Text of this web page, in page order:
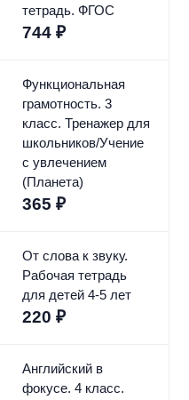
тетрадь. ФГОС
744 ₽
Функциональная
грамотность. 3
класс. Тренажер для
школьников/Учение
с увлечением
(Планета)
365 ₽
От слова к звуку.
Рабочая тетрадь
для детей 4-5 лет
220 ₽
Английский в
фокусе. 4 класс.